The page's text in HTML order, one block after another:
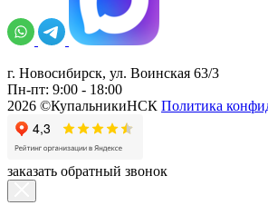
г. Новосибирск, ул. Воинская 63/3
Пн-пт: 9:00 - 18:00
2026 ©КупальникиНСК Политика
заказать обратный звонок